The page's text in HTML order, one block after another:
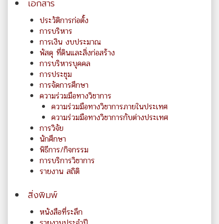
เอกสาร
ประวัติการก่อตั้ง
การบริหาร
การเงิน งบประมาณ
พัสดุ ที่ดินและสิ่งก่อสร้าง
การบริหารบุคคล
การประชุม
การจัดการศึกษา
ความร่วมมือทางวิชาการ
ความร่วมมือทางวิชาการภายในประเทศ
ความร่วมมือทางวิชาการกับต่างประเทศ
การวิจัย
นักศึกษา
พิธีการ/กิจกรรม
การบริการวิชาการ
รายงาน สถิติ
สิ่งพิมพ์
หนังสือที่ระลึก